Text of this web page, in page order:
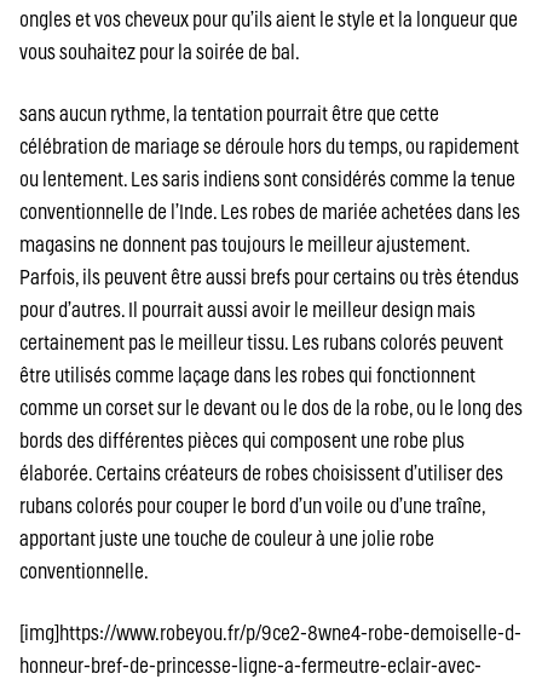
ongles et vos cheveux pour qu’ils aient le style et la longueur que
vous souhaitez pour la soirée de bal.
sans aucun rythme, la tentation pourrait être que cette
célébration de mariage se déroule hors du temps, ou rapidement
ou lentement. Les saris indiens sont considérés comme la tenue
conventionnelle de l’Inde. Les robes de mariée achetées dans les
magasins ne donnent pas toujours le meilleur ajustement.
Parfois, ils peuvent être aussi brefs pour certains ou très étendus
pour d’autres. Il pourrait aussi avoir le meilleur design mais
certainement pas le meilleur tissu. Les rubans colorés peuvent
être utilisés comme laçage dans les robes qui fonctionnent
comme un corset sur le devant ou le dos de la robe, ou le long des
bords des différentes pièces qui composent une robe plus
élaborée. Certains créateurs de robes choisissent d’utiliser des
rubans colorés pour couper le bord d’un voile ou d’une traîne,
apportant juste une touche de couleur à une jolie robe
conventionnelle.
[img]https://www.robeyou.fr/p/9ce2-8wne4-robe-demoiselle-d-
honneur-bref-de-princesse-ligne-a-fermeutre-eclair-avec-